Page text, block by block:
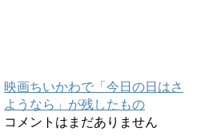
映画ちいかわで「今日の日はさ
ようなら」が残したもの
コメントはまだありません